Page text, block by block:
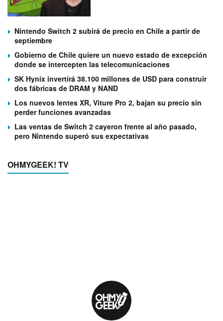
Nintendo Switch 2 subirá de precio en Chile a partir de
septiembre
Gobierno de Chile quiere un nuevo estado de excepción
donde se intercepten las telecomunicaciones
SK Hynix invertirá 38.100 millones de USD para construir
dos fábricas de DRAM y NAND
Los nuevos lentes XR, Viture Pro 2, bajan su precio sin
perder funciones avanzadas
Las ventas de Switch 2 cayeron frente al año pasado,
pero Nintendo superó sus expectativas
OHMYGEEK! TV